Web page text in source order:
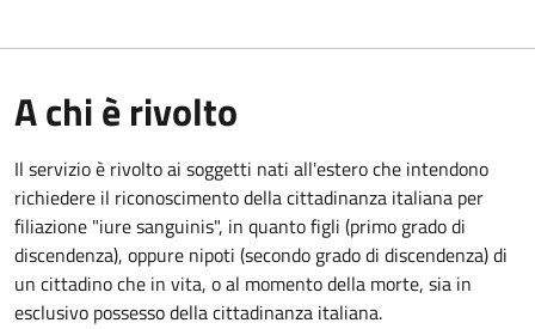
A chi è rivolto
Il servizio è rivolto ai soggetti nati all'estero che intendono
richiedere il riconoscimento della cittadinanza italiana per
filiazione "iure sanguinis", in quanto figli (primo grado di
discendenza), oppure nipoti (secondo grado di discendenza) di
un cittadino che in vita, o al momento della morte, sia in
esclusivo possesso della cittadinanza italiana.